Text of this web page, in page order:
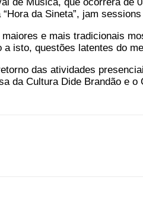
da Sineta”, jam
e mais tradicionais
a isto, questões latentes do
das atividades
da Cultura Dide Brandão e